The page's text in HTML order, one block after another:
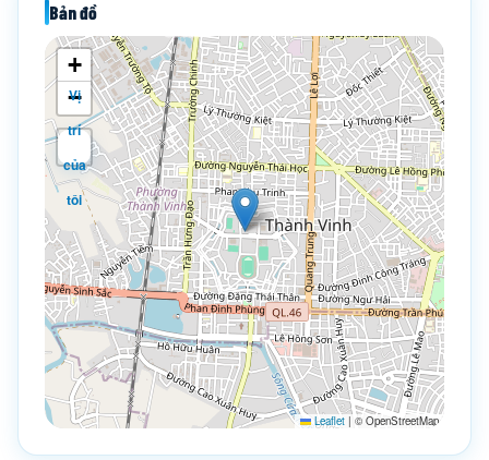
Bản đồ
+
−
Vị
trí
của
tôi
Leaflet | © OpenStreetMap